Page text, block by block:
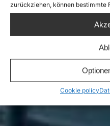
zurückziehen, können bestimmte
Cookie policy